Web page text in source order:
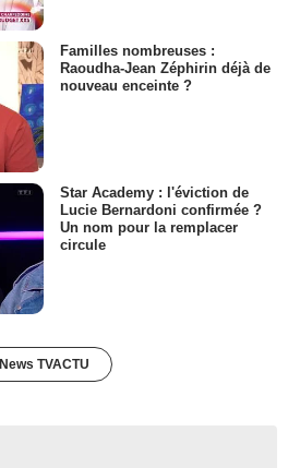
Familles nombreuses :
Raoudha-Jean Zéphirin déjà de
nouveau enceinte ?
Star Academy : l'éviction de
Lucie Bernardoni confirmée ?
Un nom pour la remplacer
circule
News TVACTU